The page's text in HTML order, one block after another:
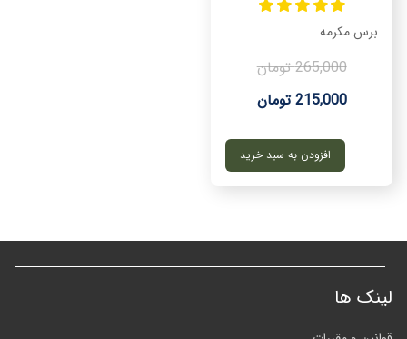
برس مکرمه
215,000 تومان
265,000 تومان
افزودن به سبد خرید
لینک ها